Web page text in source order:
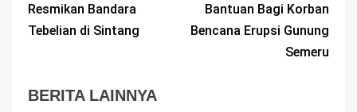
Resmikan Bandara
Tebelian di Sintang
Bantuan Bagi Korban
Bencana Erupsi Gunung
Semeru
BERITA LAINNYA